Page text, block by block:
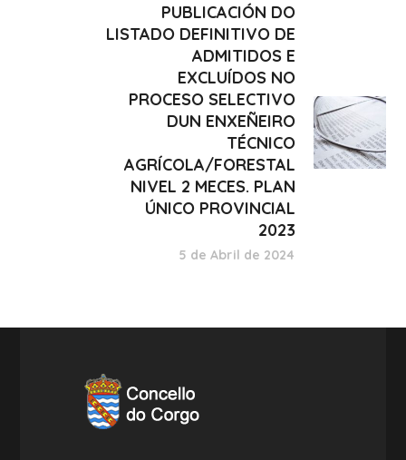
PUBLICACIÓN DO
LISTADO DEFINITIVO DE
ADMITIDOS E
EXCLUÍDOS NO
PROCESO SELECTIVO
DUN ENXEÑEIRO
TÉCNICO
AGRÍCOLA/FORESTAL
NIVEL 2 MECES. PLAN
ÚNICO PROVINCIAL
2023
5 de Abril de 2024